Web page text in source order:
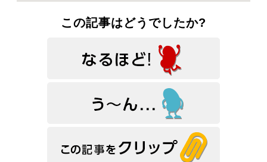
この記事はどうでしたか?